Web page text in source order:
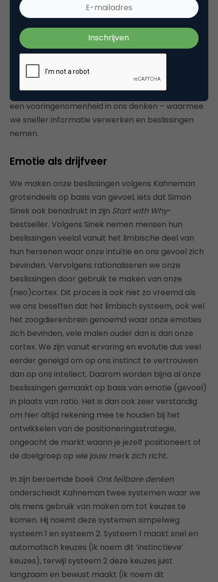
samen met Amos Tversky ontwikkelde, kwam hij tot
structureel irrationeel is en in de praktijk sterk
afwijkt van het traditionele economische beeld van
de rationeel calculerende mens (
economicus
). Dit irrationele gedrag wordt verder
bevestigd door de welbekende cognitieve bias –
een vooringenomenheid in ons denken – waarmee
we sneller informatie verwerken en beslissingen
nemen.
Emotie als drijfveer
We maken onze beslissingen volgens Kahneman
grotendeels op basis van gevoel, iets dat Simon
Sinek ook benadrukt in zijn Start with Why-
bestseller. Volgens Sinek nemen mensen hun
beslissingen veelal vanuit het limbische deel van
hun hersenen waar onze intuïtie en ons gevoel zich
bevinden. Vervolgens rationaliseren we onze
beslissingen door gebruik te maken van onze
(neo)cortex. Dit proces is ook niet zo vreemd als
we ons beseffen dat het limbisch systeem, ook wel
het zoogdierenbrein genoemd waar onze emoties
zich bevinden, vele malen ouder dan is dan onze
cortex. We zijn vanuit ervaring en evolutie dus veel
eerder geneigd om op ons instinct te vertrouwen
dan op ons intellect. Daarom worden bijna al onze
beslissingen gemaakt op basis van emotie (gevoel)
in plaats van ratio. Het is dan ook zeer verstandig
om hier altijd rekening mee te houden bij het
ontwikkelen van de positioneringsstrategie,
ongeacht de markt waarin je jezelf positioneert of
de doelgroep op wie jouw merk zich richt.
In zijn beroemde boek Ons feilbare denken
onderscheidt Kahneman twee systemen waar we
als mens gebruik van maken om tot keuzes te
komen. Hij noemt deze systemen simpelweg
systeem 1 en systeem 2. Systeem 1 maakt snel en
automatisch keuzes (ik noem dit ‘instinctieve’
keuzes), terwijl systeem 2 deze keuzes juist
langzaam en bewust maakt (ik noem dit